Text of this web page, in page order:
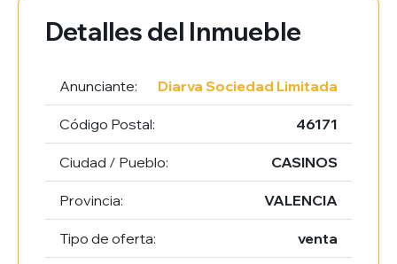
Detalles del Inmueble
Anunciante: Diarva Sociedad Limitada
Código Postal: 46171
Ciudad / Pueblo: CASINOS
Provincia: VALENCIA
Tipo de oferta: venta